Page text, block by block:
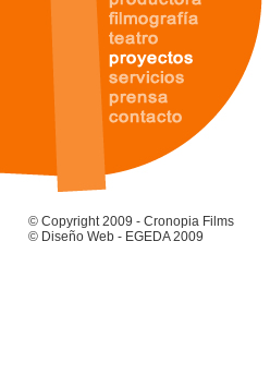
© Copyright 2009 - Cronopia Films
© Diseño Web - EGEDA 2009